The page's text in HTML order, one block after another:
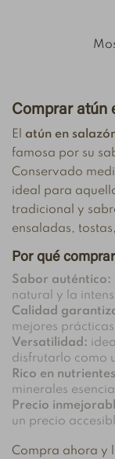
Comprar atún
El atún en
famosa por su
Conservado
ideal para
tradicional y
ensaladas,
Por qué
Sabor auténtico:
natural y la
Calidad
mejores
Versatilidad:
disfrutarlo como
Rico en
minerales
Precio
un precio
Compra ahora y